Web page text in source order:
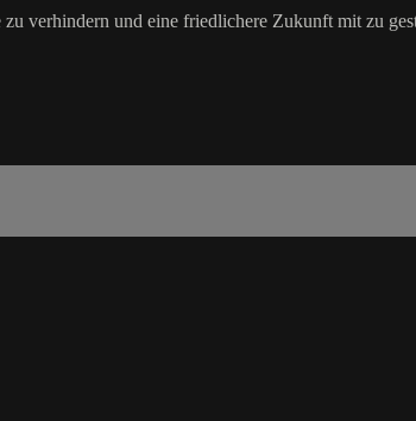
verhindern und eine friedlichere Zukunft mit zu